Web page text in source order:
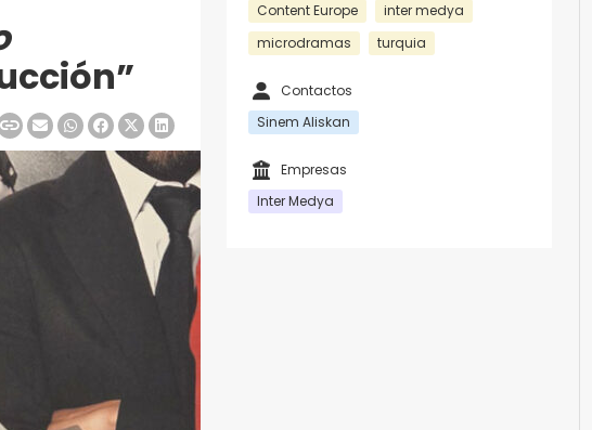
Content Europe
inter medya
microdramas
turquia
Contactos
Sinem Aliskan
Empresas
Inter Medya